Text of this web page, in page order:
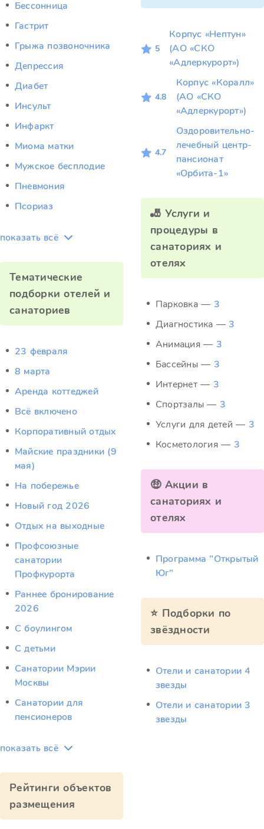
Бессонница
Гастрит
Грыжа позвоночника
Депрессия
Диабет
Инсульт
Инфаркт
Миома матки
Мужское бесплодие
Пневмония
Псориаз
показать всё
Тематические
подборки отелей и
санаториев
23 февраля
8 марта
Аренда коттеджей
Всё включено
Корпоративный отдых
Майские праздники (9
мая)
На побережье
Новый год 2026
Отдых на выходные
Профсоюзные
санатории
Профкурорта
Раннее бронирование
2026
С боулингом
С детьми
Санатории Мэрии
Москвы
Санатории для
пенсионеров
показать всё
Рейтинги объектов
размещения
5
Корпус «Нептун»
(АО «СКО
«Адлеркурорт»)
4.8
Корпус «Коралл»
(АО «СКО
«Адлеркурорт»)
4.7
Оздоровительно-
лечебный центр-
пансионат
«Орбита-1»
🎳 Услуги и
процедуры в
санаториях и
отелях
Парковка — 3
Диагностика — 3
Анимация — 3
Бассейны — 3
Интернет — 3
Спортзалы — 3
Услуги для детей — 3
Косметология — 3
🤑 Акции в
санаториях и
отелях
Программа "Открытый
Юг"
⭐ Подборки по
звёздности
Отели и санатории 4
звезды
Отели и санатории 3
звезды